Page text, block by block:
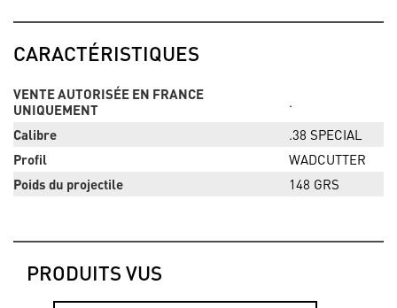
CARACTÉRISTIQUES
VENTE AUTORISÉE EN FRANCE
UNIQUEMENT
.
Calibre
.38 SPECIAL
Profil
WADCUTTER
Poids du projectile
148 GRS
PRODUITS VUS